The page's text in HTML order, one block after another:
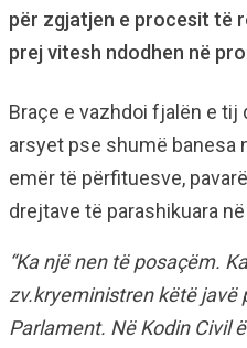
për zgjatjen e procesit të
prej vitesh ndodhen në
Braçe e vazhdoi fjalën e
arsyet pse shumë banesa
emër të përfituesve,
drejtave të parashikuara
“Ka një nen të posaçëm.
zv.kryeministren këtë javë
Parlament. Në Kodin Civil